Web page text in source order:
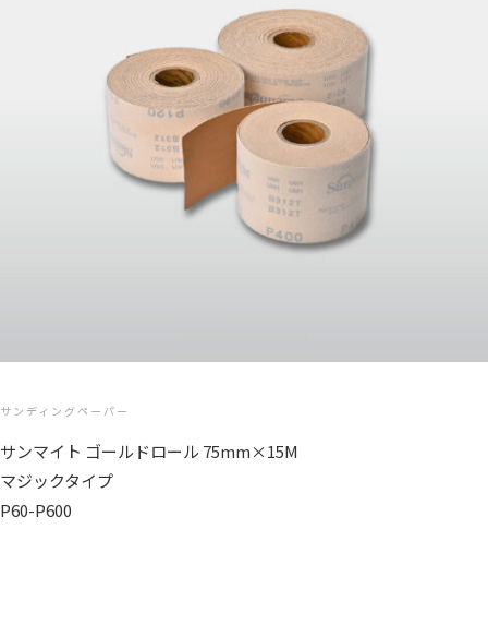
サンディングペーパー
サンマイト ゴールドロール 75mm×15M
マジックタイプ
P60-P600